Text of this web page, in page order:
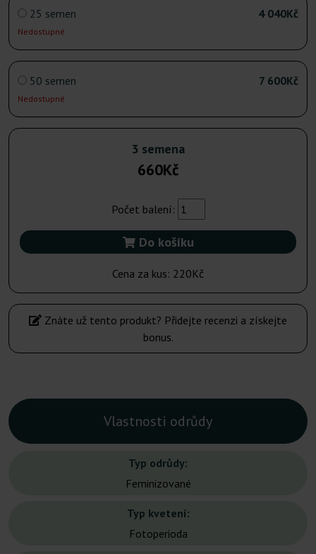
25 semen
Nedostupné
4 040Kč
50 semen
Nedostupné
7 600Kč
3 semena
660Kč
Počet balení:
Do košíku
Cena za kus: 220Kč
Znáte už tento produkt? Přidejte recenzi a získejte
bonus.
Vlastnosti odrůdy
Typ odrůdy:
Feminizované
Typ kvetení:
Fotoperioda